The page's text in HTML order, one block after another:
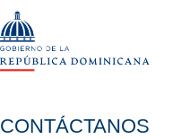
CONTÁCTANOS